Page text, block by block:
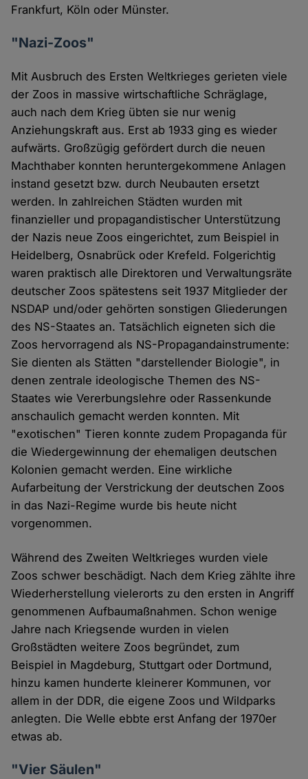
Frankfurt, Köln oder Münster.
"Nazi-Zoos"
Mit Ausbruch des Ersten Weltkrieges gerieten viele
der Zoos in massive wirtschaftliche Schräglage,
auch nach dem Krieg übten sie nur wenig
Anziehungskraft aus. Erst ab 1933 ging es wieder
aufwärts. Großzügig gefördert durch die neuen
Machthaber konnten heruntergekommene Anlagen
instand gesetzt bzw. durch Neubauten ersetzt
werden. In zahlreichen Städten wurden mit
finanzieller und propagandistischer Unterstützung
der Nazis neue Zoos eingerichtet, zum Beispiel in
Heidelberg, Osnabrück oder Krefeld. Folgerichtig
waren praktisch alle Direktoren und Verwaltungsräte
deutscher Zoos spätestens seit 1937 Mitglieder der
NSDAP und/oder gehörten sonstigen Gliederungen
des NS-Staates an. Tatsächlich eigneten sich die
Zoos hervorragend als NS-Propagandainstrumente:
Sie dienten als Stätten "darstellender Biologie", in
denen zentrale ideologische Themen des NS-
Staates wie Vererbungslehre oder Rassenkunde
anschaulich gemacht werden konnten. Mit
"exotischen" Tieren konnte zudem Propaganda für
die Wiedergewinnung der ehemaligen deutschen
Kolonien gemacht werden. Eine wirkliche
Aufarbeitung der Verstrickung der deutschen Zoos
in das Nazi-Regime wurde bis heute nicht
vorgenommen.
Während des Zweiten Weltkrieges wurden viele
Zoos schwer beschädigt. Nach dem Krieg zählte ihre
Wiederherstellung vielerorts zu den ersten in Angriff
genommenen Aufbaumaßnahmen. Schon wenige
Jahre nach Kriegsende wurden in vielen
Großstädten weitere Zoos begründet, zum
Beispiel in Magdeburg, Stuttgart oder Dortmund,
hinzu kamen hunderte kleinerer Kommunen, vor
allem in der DDR, die eigene Zoos und Wildparks
anlegten. Die Welle ebbte erst Anfang der 1970er
etwas ab.
"Vier Säulen"